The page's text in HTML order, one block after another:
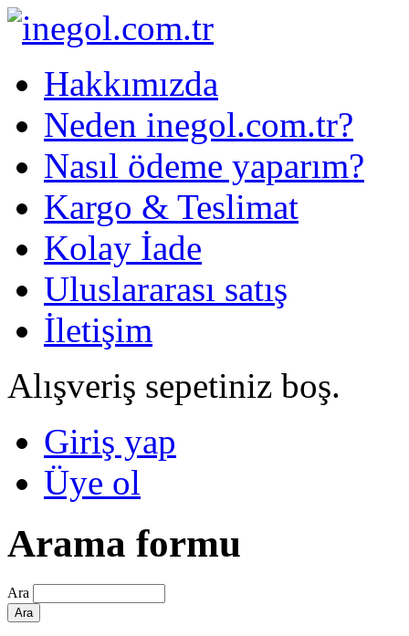
Hakkımızda
Neden inegol.com.tr?
Nasıl ödeme yaparım?
Kargo & Teslimat
Kolay İade
Uluslararası satış
İletişim
Alışveriş sepetiniz boş.
Giriş yap
Üye ol
Arama formu
Ara